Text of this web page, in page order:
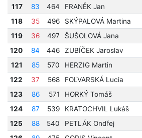
117
83 464 FRANĚK Jan
118
35 496 SKÝPALOVÁ Martina
119
36 497 ŠUŠOLOVÁ Jana
120
84 446 ZUBÍČEK Jaroslav
121
85 570 HERZIG Martin
122
37 568 FOĽVARSKÁ Lucia
123
86 571 HORKÝ Tomáš
124
87 539 KRATOCHVIL Lukáš
125
88 540 PETLÁK Ondřej